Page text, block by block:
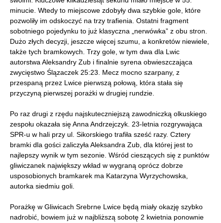
minucie. Wtedy to miejscowe zdobyły dwa szybkie gole, które
pozwoliły im odskoczyć na trzy trafienia. Ostatni fragment
sobotniego pojedynku to już klasyczna „nerwówka” z obu stron.
Dużo złych decyzji, jeszcze więcej szumu, a konkretów niewiele,
także tych bramkowych. Trzy gole, w tym dwa dla Lwic
autorstwa Aleksandry Zub i finalnie syrena obwieszczająca
zwycięstwo Ślązaczek 25:23. Mecz mocno szarpany, z
przespaną przez Lwice pierwszą połową, która stała się
przyczyną pierwszej porażki w drugiej rundzie.
Po raz drugi z rzędu najskuteczniejszą zawodniczką olkuskiego
zespołu okazała się Anna Andrzejczyk. 23-letnia rozgrywająca
SPR-u w hali przy ul. Sikorskiego trafiła sześć razy. Cztery
bramki dla gości zaliczyła Aleksandra Zub, dla której jest to
najlepszy wynik w tym sezonie. Wśród cieszących się z punktów
gliwiczanek największy wkład w wygraną oprócz dobrze
usposobionych bramkarek ma Katarzyna Wyrzychowska,
autorka siedmiu goli.
Porażkę w Gliwicach Srebrne Lwice będą miały okazję szybko
nadrobić, bowiem już w najbliższą sobotę 2 kwietnia ponownie